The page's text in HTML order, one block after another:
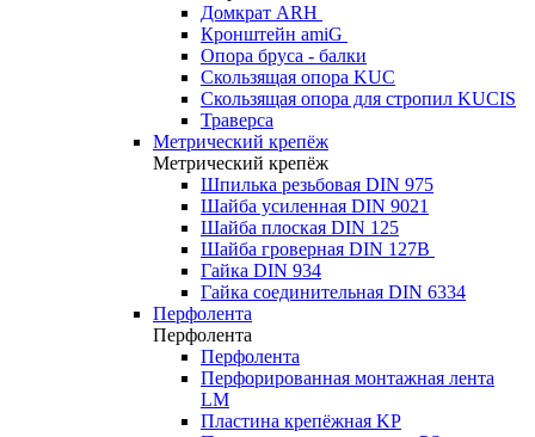
Домкрат ARH
Кронштейн amiG
Опора бруса - балки
Скользящая опора KUC
Скользящая опора для стропил KUCIS
Траверса
Метрический крепёж
Метрический крепёж
Шпилька резьбовая DIN 975
Шайба усиленная DIN 9021
Шайба плоская DIN 125
Шайба гроверная DIN 127B
Гайка DIN 934
Гайка соединительная DIN 6334
Перфолента
Перфолента
Перфолента
Перфорированная монтажная лента
LM
Пластина крепёжная KP